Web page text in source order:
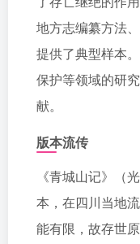
地方志编纂方法
提供了典型样本
保护等领域的研
献。
版本流传
《青城山记》（
本，在四川当地
能有限，故存世